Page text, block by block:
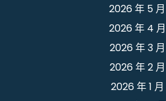
2026 年 5 月
2026 年 4 月
2026 年 3 月
2026 年 2 月
2026 年 1 月